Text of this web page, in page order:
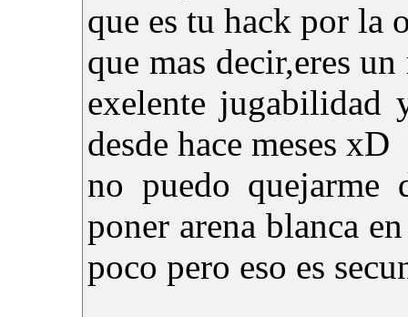
que es tu hack por
que mas decir,eres
exelente jugabilidad
desde hace meses xD
no puedo quejarme
poner arena blanca
poco pero eso es